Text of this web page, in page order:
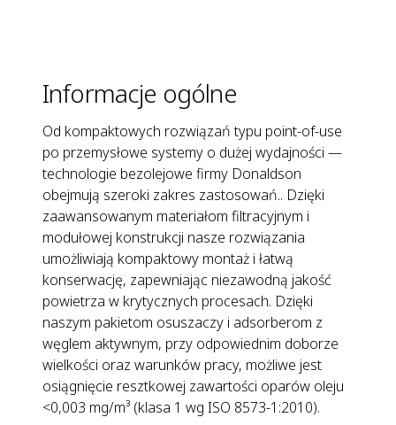
Informacje ogólne
Od kompaktowych rozwiązań typu point-of-use
po przemysłowe systemy o dużej wydajności —
technologie bezolejowe firmy Donaldson
obejmują szeroki zakres zastosowań.. Dzięki
zaawansowanym materiałom filtracyjnym i
modułowej konstrukcji nasze rozwiązania
umożliwiają kompaktowy montaż i łatwą
konserwację, zapewniając niezawodną jakość
powietrza w krytycznych procesach. Dzięki
naszym pakietom osuszaczy i adsorberom z
węglem aktywnym, przy odpowiednim doborze
wielkości oraz warunków pracy, możliwe jest
osiągnięcie resztkowej zawartości oparów oleju
<0,003 mg/m³ (klasa 1 wg ISO 8573-1:2010).